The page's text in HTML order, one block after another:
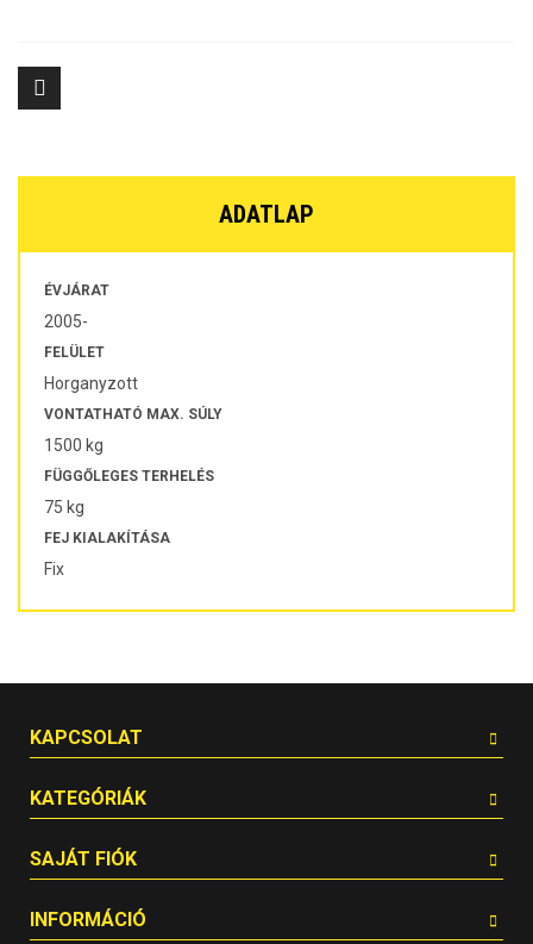
ADATLAP
ÉVJÁRAT
2005-
FELÜLET
Horganyzott
VONTATHATÓ MAX. SÚLY
1500 kg
FÜGGŐLEGES TERHELÉS
75 kg
FEJ KIALAKÍTÁSA
Fix
KAPCSOLAT
KATEGÓRIÁK
SAJÁT FIÓK
INFORMÁCIÓ